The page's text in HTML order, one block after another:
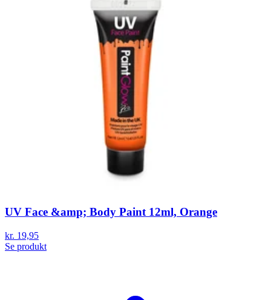
UV Face &amp; Body Paint 12ml, Orange
kr. 19,95
Se produkt